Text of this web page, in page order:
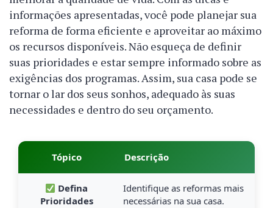
informações apresentadas, você pode planejar sua
reforma de forma eficiente e aproveitar ao máximo
os recursos disponíveis. Não esqueça de definir
suas prioridades e estar sempre informado sobre as
exigências dos programas. Assim, sua casa pode se
tornar o lar dos seus sonhos, adequado às suas
necessidades e dentro do seu orçamento.
Tópico Descrição
Defina
Prioridades
Identifique as reformas mais
necessárias na sua casa.